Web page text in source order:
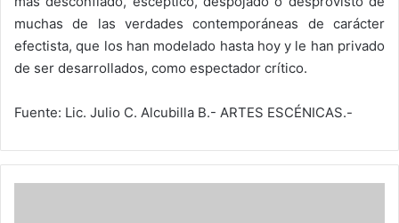
muchas de las verdades contemporáneas de carácter
efectista, que los han modelado hasta hoy y le han privado
de ser desarrollados, como espectador crítico.
Fuente: Lic. Julio C. Alcubilla B.- ARTES ESCÉNICAS.-